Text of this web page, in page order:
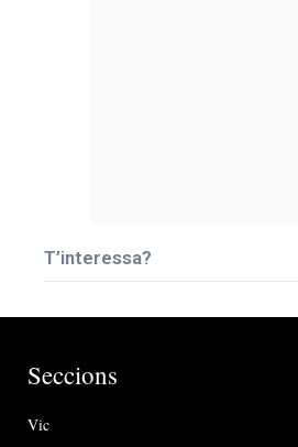
T’interessa?
Seccions
Vic